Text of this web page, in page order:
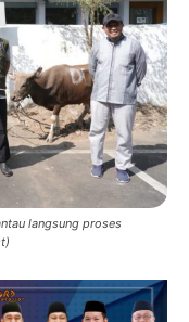
langsung proses